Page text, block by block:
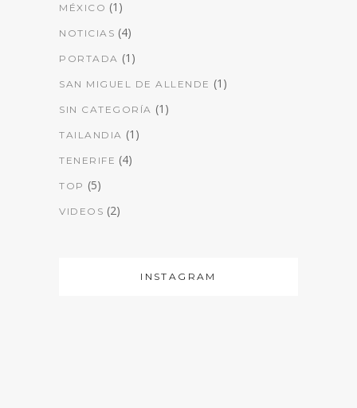
MÉXICO (1)
NOTICIAS (4)
PORTADA (1)
SAN MIGUEL DE ALLENDE (1)
SIN CATEGORÍA (1)
TAILANDIA (1)
TENERIFE (4)
TOP (5)
VIDEOS (2)
INSTAGRAM